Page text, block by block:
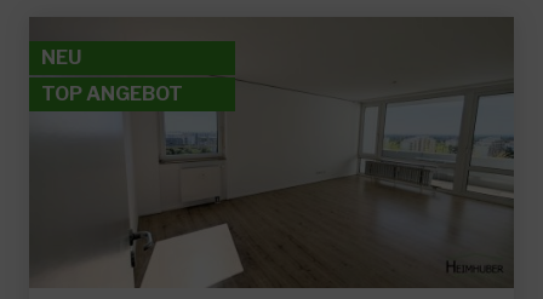
NEU
TOP ANGEBOT